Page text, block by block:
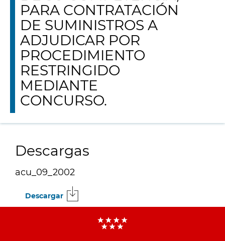
PARA CONTRATACIÓN
DE SUMINISTROS A
ADJUDICAR POR
PROCEDIMIENTO
RESTRINGIDO
MEDIANTE
CONCURSO.
Descargas
acu_09_2002
Descargar